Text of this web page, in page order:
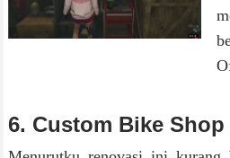
6. Custom Bike Shop